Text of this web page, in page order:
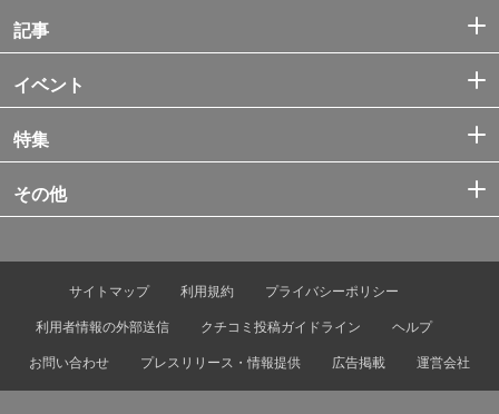
記事
イベント
特集
その他
サイトマップ 利用規約
プライバシーポリシー
利用者情報の外部送信
クチコミ投稿ガイドライン
ヘルプ
お問い合わせ
プレスリリース・情報提供 広告掲載 運営会社